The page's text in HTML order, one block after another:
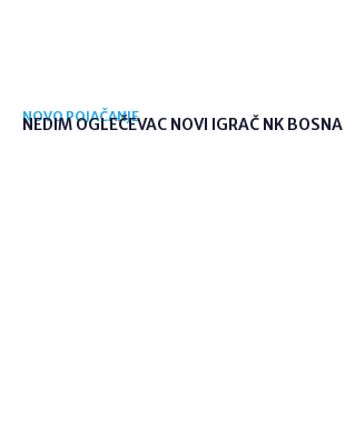
NOVO POJAČANJE
NEDIM OGLEČEVAC NOVI IGRAČ NK